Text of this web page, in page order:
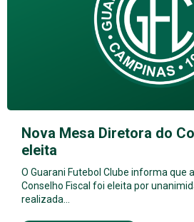
Nova Mesa Diretora do
eleita
O Guarani Futebol Clube informa que
Conselho Fiscal foi eleita por
realizada…